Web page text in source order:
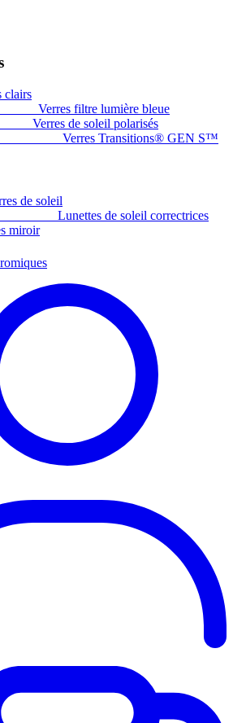
clairs
Verres filtre lumière bleue
Verres de soleil polarisés
Verres Transitions® GEN S™
de soleil
Lunettes de soleil correctrices
miroir